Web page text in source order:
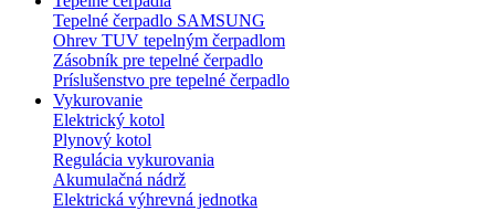
Tepelné čerpadlo SAMSUNG
Ohrev TUV tepelným čerpadlom
Zásobník pre tepelné čerpadlo
Príslušenstvo pre tepelné čerpadlo
Vykurovanie
Elektrický kotol
Plynový kotol
Regulácia vykurovania
Akumulačná nádrž
Elektrická výhrevná jednotka